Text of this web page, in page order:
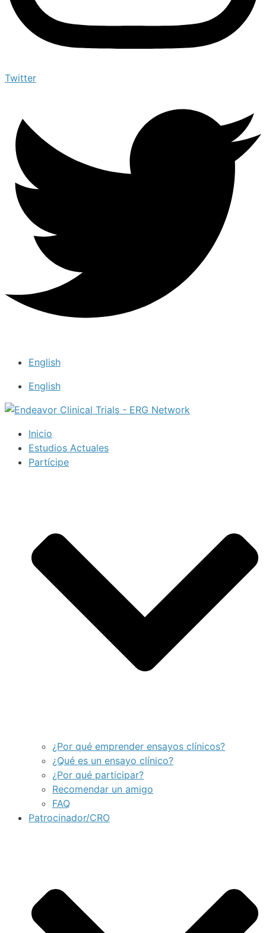
Twitter
English
English
Inicio
Estudios Actuales
Partícipe
¿Por qué emprender ensayos clínicos?
¿Qué es un ensayo clínico?
¿Por qué participar?
Recomendar un amigo
FAQ
Patrocinador/CRO